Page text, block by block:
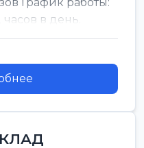
в день.